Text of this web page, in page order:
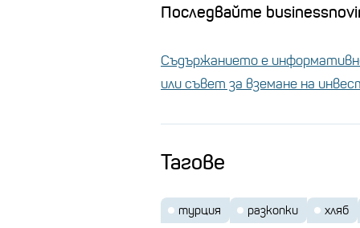
Последвайте
Съдържанието е
или съвет за вземане на
Тагове
турция разкопки хляб